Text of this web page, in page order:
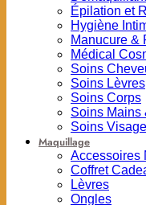
Épilation et
Hygiène
Manucure &
Médical
Soins
Soins Lèvres
Soins Corps
Soins Mains
Soins Visage
Maquillage
Accessoires
Coffret
Lèvres
Ongles